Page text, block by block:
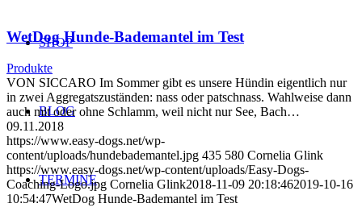
SHOP
BLOG
TERMINE
WetDog Hunde-Bademantel im Test
Produkte
VON SICCARO Im Sommer gibt es unsere Hündin eigentlich nur
in zwei Aggregatszuständen: nass oder patschnass. Wahlweise dann
auch mit oder ohne Schlamm, weil nicht nur See, Bach…
09.11.2018
https://www.easy-dogs.net/wp-
content/uploads/hundebademantel.jpg 435 580 Cornelia Glink
https://www.easy-dogs.net/wp-content/uploads/Easy-Dogs-
Coaching-Logo.jpg Cornelia Glink2018-11-09 20:18:462019-10-16
10:54:47WetDog Hunde-Bademantel im Test